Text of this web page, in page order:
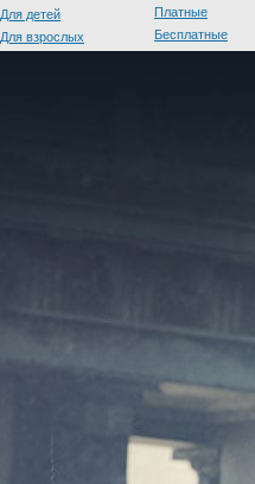
Для детей
Для взрослых
Платные
Бесплатные